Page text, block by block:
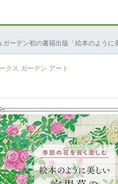
ーデン初の書籍出版「絵本のように
クス ガーデン アート